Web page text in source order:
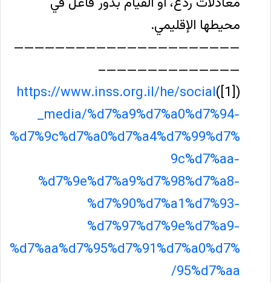
محيطها الإقليمي.
——————————————————————
—————————————–
([1])
https://www.inss.org.il/he/social
_media/%d7%a9%d7%a0%d7%94-
%d7%9c%d7%a0%d7%a4%d7%99%d7%
9c%d7%aa-
%d7%9e%d7%a9%d7%98%d7%a8-
%d7%90%d7%a1%d7%93-
%d7%97%d7%9e%d7%a9-
%d7%aa%d7%95%d7%91%d7%a0%d7%
95%d7%aa/